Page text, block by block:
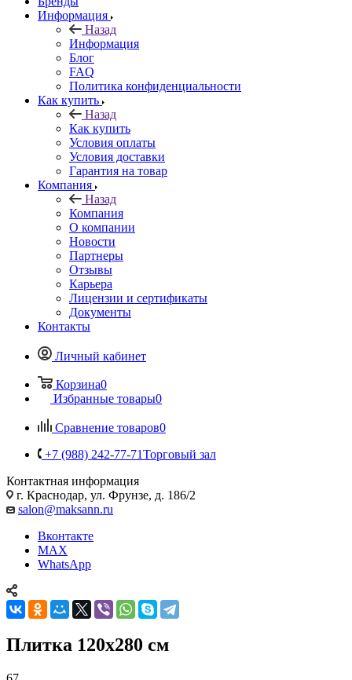
Информация
Назад
Информация
Блог
FAQ
Политика конфиденциальности
Как купить
Назад
Как купить
Условия оплаты
Условия доставки
Гарантия на товар
Компания
Назад
Компания
О компании
Новости
Партнеры
Отзывы
Карьера
Лицензии и сертификаты
Документы
Контакты
Личный кабинет
Корзина0
Избранные товары0
Сравнение товаров0
+7 (988) 242-77-71Торговый зал
Контактная информация
г. Краснодар, ул. Фрунзе, д. 186/2
salon@maksann.ru
Вконтакте
MAX
WhatsApp
Плитка 120х280 см